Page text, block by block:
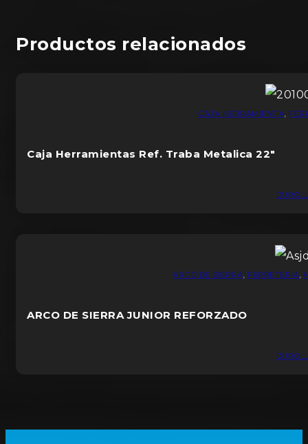
Productos relacionados
CAJA HERRAMIENTA,
Caja Herramientas Ref. Traba Metalica 22″
ARCO DE SIERRA, FERRETERIA,
ARCO DE SIERRA JUNIOR REFORZADO